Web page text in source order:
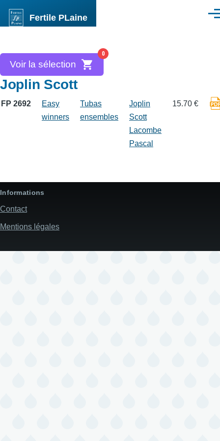
Fertile PLaine
0
Voir la sélection
Joplin Scott
FP 2692
Easy
winners
Tubas
ensembles
Joplin
Scott
Lacombe
Pascal
15.70 €
Informations
Contact
Mentions légales